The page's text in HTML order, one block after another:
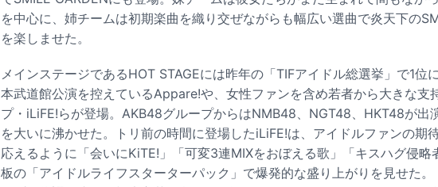
を中心に、姉チームは初期楽曲を織り交ぜながらも幅広い選曲で炎天下の
を楽しませた。
メインステージであるHOT STAGEには昨年の「TIFアイドル総選挙」で1位
本武道館公演を控えているAppare!や、女性ファンを含め若者から大きな支
プ・iLiFE!らが登場。AKB48グループからはNMB48、NGT48、HKT48が出
を大いに沸かせた。トリ前の時間に登場したiLiFE!は、アイドルファンの期
応えるように「会いにKiTE!」「可変3連MIXをおぼえる歌」「キスハグ侵略
板の「アイドルライフスターターパック」で爆発的な盛り上がりを見せた